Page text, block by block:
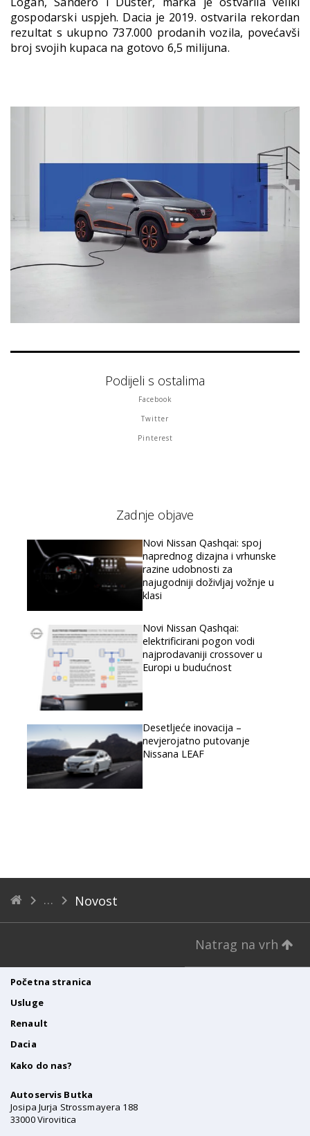
gospodarski uspjeh. Dacia je 2019. ostvarila rekordan
rezultat s ukupno 737.000 prodanih vozila, povećavši
broj svojih kupaca na gotovo 6,5 milijuna.
Podijeli s ostalima
Facebook
Twitter
Pinterest
Zadnje objave
Novi Nissan Qashqai: spoj
naprednog dizajna i vrhunske
razine udobnosti za
najugodniji doživljaj vožnje u
klasi
Novi Nissan Qashqai:
elektrificirani pogon vodi
najprodavaniji crossover u
Europi u budućnost
Desetljeće inovacija –
nevjerojatno putovanje
Nissana LEAF
Novost
Natrag na vrh
Početna stranica
Usluge
Renault
Dacia
Kako do nas?
Autoservis Butka
Josipa Jurja Strossmayera 188
33000 Virovitica